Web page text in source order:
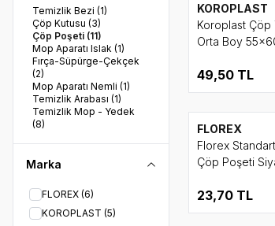
Temizlik Bezi (1)
Çöp Kutusu (3)
Çöp Poşeti (11)
Mop Aparatı Islak (1)
Fırça-Süpürge-Çekçek
(2)
Mop Aparatı Nemli (1)
Temizlik Arabası (1)
Temizlik Mop - Yedek
(8)
Marka
FLOREX (6)
KOROPLAST (5)
KOROPLAST
Koroplast Çöp
Orta Boy
49,50TL
FLOREX
Florex
Çöp Poşeti
23,70TL